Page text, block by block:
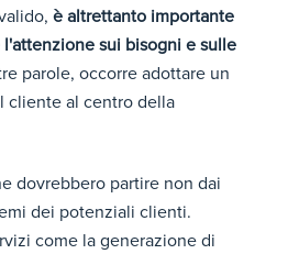
è altrettanto importante
sui bisogni e sulle
parole, occorre adottare un
cliente al centro della
dovrebbero partire non dai
dei potenziali clienti.
come la generazione di